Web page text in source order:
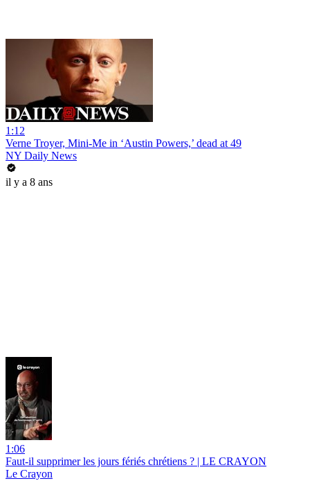
1:12
Verne Troyer, Mini-Me in ‘Austin Powers,’ dead at 49
NY Daily News
il y a 8 ans
1:06
Faut-il supprimer les jours fériés chrétiens ? | LE CRAYON
Le Crayon